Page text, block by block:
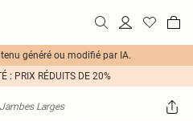
généré ou modifié par IA.
: PRIX RÉDUITS DE 20%
Larges